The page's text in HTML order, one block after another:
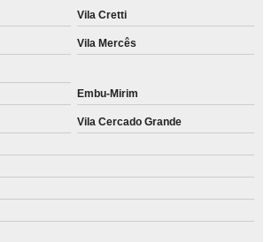
Vila Cretti
Vila Mercês
Embu-Mirim
Vila Cercado Grande